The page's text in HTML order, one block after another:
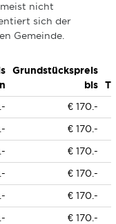
nicht
sich der
Gemeinde.
Grundstückspreis
bis
€ 170.-
€ 170.-
€ 170.-
€ 170.-
€ 170.-
€ 170.-